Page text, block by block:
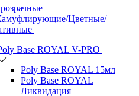
Цветные/
Base ROYAL V-PRO
Poly Base ROYAL 15мл
Poly Base ROYAL
Ликвидация